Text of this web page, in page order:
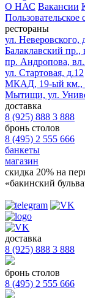
О НАС Вакансии
Пользовательское
рестораны
ул. Неверовского,
Балаклавский пр.,
пр. Андропова,
ул. Стартовая, д.12
МКАД, 19-ый км.,
Мытищи, ул.
доставка
8 (925) 888 3 888
бронь столов
8 (495) 2 555 666
банкеты
магазин
скидка 20% на
«бакинский
доставка
8 (925) 888 3 888
бронь столов
8 (495) 2 555 666